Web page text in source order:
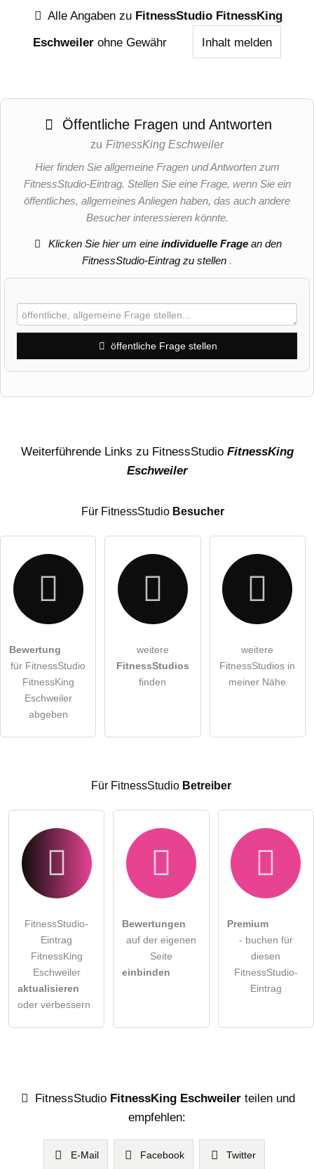
Alle Angaben zu FitnessStudio FitnessKing
Eschweiler ohne Gewähr Inhalt melden
Öffentliche Fragen und Antworten
zu FitnessKing Eschweiler
Hier finden Sie allgemeine Fragen und Antworten zum
FitnessStudio-Eintrag. Stellen Sie eine Frage, wenn Sie ein
öffentliches, allgemeines Anliegen haben, das auch andere
Besucher interessieren könnte.
Klicken Sie hier um eineindividuelle Frage an den
FitnessStudio-Eintrag zu stellen .
öffentliche Frage stellen
DieDatenschutzerklärunghabe ich zur Kenntnis genommen.
öffentliche Frage stellen
FitnessStudio-Eintrag zu stellen.
Weiterführende Links zu FitnessStudio FitnessKing
Eschweiler
Für FitnessStudio Besucher
Bewertung
für FitnessStudio
FitnessKing
Eschweiler
abgeben
weitere
FitnessStudios
finden
weitere
FitnessStudios in
meiner Nähe
Für FitnessStudio Betreiber
FitnessStudio-
Eintrag
FitnessKing
Eschweiler
aktualisieren
oder verbessern
Bewertungen
auf der eigenen
Seite
einbinden
Premium
- buchen für
diesen
FitnessStudio-
Eintrag
FitnessStudio FitnessKing Eschweiler teilen und
empfehlen:
E-Mail Facebook Twitter